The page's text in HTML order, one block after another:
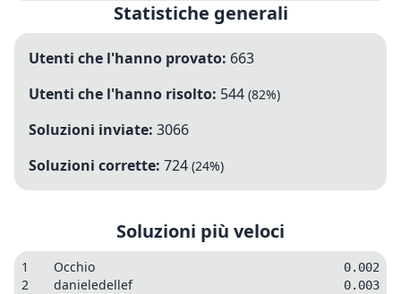
Statistiche generali
Utenti che l'hanno provato: 663
Utenti che l'hanno risolto: 544 (82%)
Soluzioni inviate: 3066
Soluzioni corrette: 724 (24%)
Soluzioni più veloci
1 Occhio 0.002
2 danieledellef 0.003